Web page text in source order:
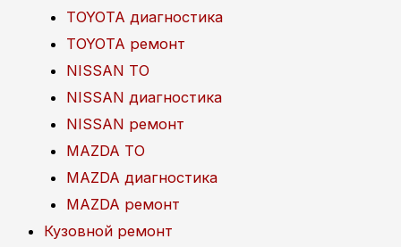
TOYOTA диагностика
TOYOTA ремонт
NISSAN ТО
NISSAN диагностика
NISSAN ремонт
MAZDA ТО
MAZDA диагностика
MAZDA ремонт
Кузовной ремонт